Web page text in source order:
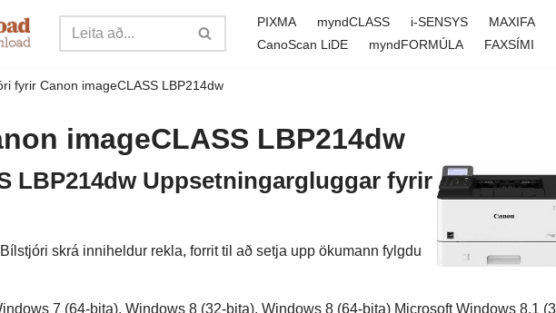
PIXMA myndCLASS i-SENSYS MAXIFA
CanoScan LiDE
myndFORMÚLA FAXSÍMI
fyrir Canon imageCLASS LBP214dw
imageCLASS LBP214dw
LBP214dw Uppsetningargluggar fyrir
skrá inniheldur rekla, forrit til að setja upp ökumann fylgdu
7 (64-bita), Windows 8 (32-bita), Windows 8 (64-bita) Microsoft Windows 8.1